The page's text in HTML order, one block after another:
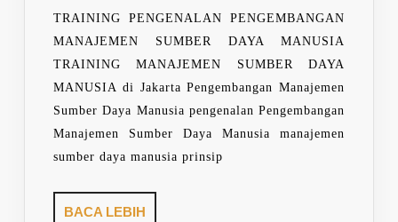
DAYA
MANUSIA
TRAINING PENGENALAN PENGEMBANGAN
MANAJEMEN SUMBER DAYA MANUSIA
TRAINING MANAJEMEN SUMBER DAYA
MANUSIA di Jakarta Pengembangan Manajemen
Sumber Daya Manusia pengenalan Pengembangan
Manajemen Sumber Daya Manusia manajemen
sumber daya manusia prinsip
BACA LEBIH